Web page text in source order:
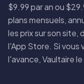
$9.99 par an ou
plans mensuels,
les prix sur son site,
l'App Store. Si vous
l'avance, Vaultaire